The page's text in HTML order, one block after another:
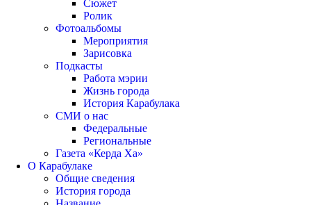
Сюжет
Ролик
Фотоальбомы
Мероприятия
Зарисовка
Подкасты
Работа мэрии
Жизнь города
История Карабулака
СМИ о нас
Федеральные
Региональные
Газета «Керда Ха»
О Карабулаке
Общие сведения
История города